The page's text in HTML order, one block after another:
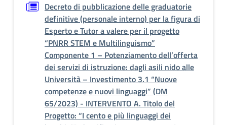
Decreto di pubblicazione delle graduatorie
definitive (personale interno) per la figura di
Esperto e Tutor a valere per il progetto
“PNRR STEM e Multilinguismo”
Componente 1 – Potenziamento dell’offerta
dei servizi di istruzione: dagli asili nido alle
Università – Investimento 3.1 “Nuove
competenze e nuovi linguaggi” (DM
65/2023) - INTERVENTO A. Titolo del
Progetto: “I cento e più linguaggi dei